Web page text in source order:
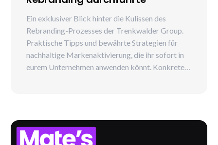
Ein exklusiver Blick hinter die Kulissen des
Rebranding-Prozesses der Trenkwalder Group.
Praktische Tipps und bewährte Strategien für
nachhaltige Markenaktivierung, die ihr sofort in
eurem Unternehmen anwenden könnt. Konkrete
Moritz Retemeier, Managing Director & Gründer
von Mate.